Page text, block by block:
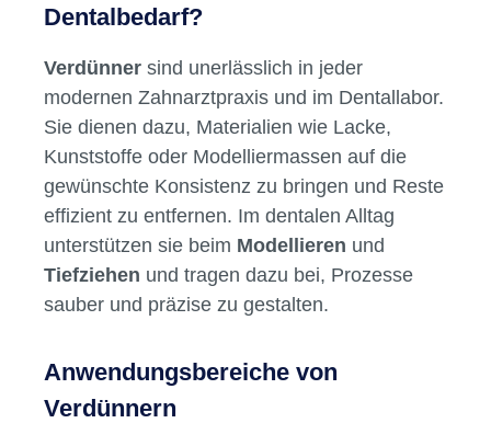
Dentalbedarf?
Verdünner sind unerlässlich in jeder
modernen Zahnarztpraxis und im Dentallabor.
Sie dienen dazu, Materialien wie Lacke,
Kunststoffe oder Modelliermassen auf die
gewünschte Konsistenz zu bringen und Reste
effizient zu entfernen. Im dentalen Alltag
unterstützen sie beim Modellieren und
Tiefziehen und tragen dazu bei, Prozesse
sauber und präzise zu gestalten.
Anwendungsbereiche von
Verdünnern